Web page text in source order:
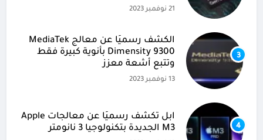
21 نوفمبر 2023
3
الكشف رسميًا عن معالج MediaTek
Dimensity 9300 بأنوية كبيرة فقط
وتتبع أشعة معزز
13 نوفمبر 2023
4
آبل تكشف رسميًا عن معالجات Apple
M3 الجديدة بتكنولوجيا 3 نانومتر